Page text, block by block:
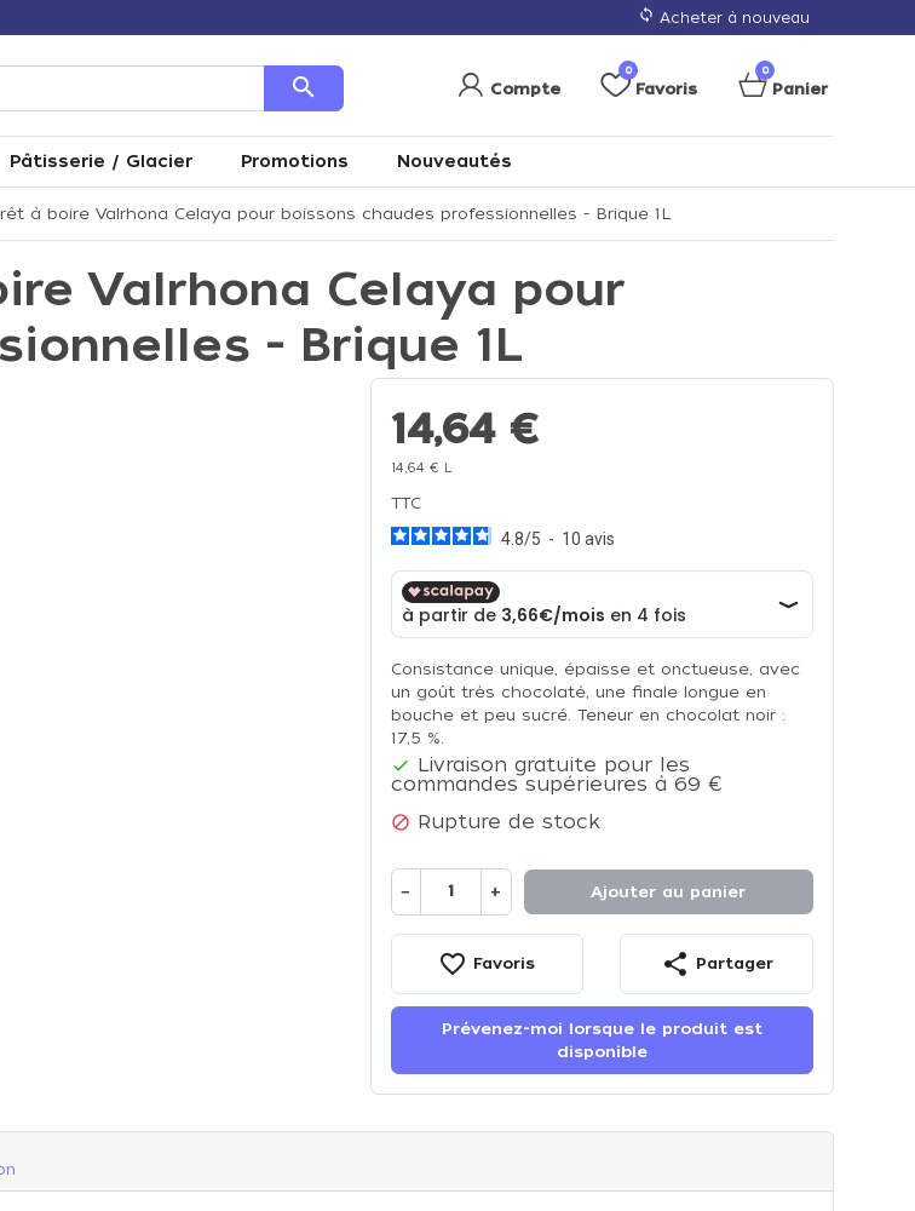
loop Acheter à nouveau
search Compte
0
Favoris
0
Panier
Pâtisserie / Glacier Promotions Nouveautés
à boire Valrhona Celaya pour boissons chaudes professionnelles - Brique 1L
Valrhona Celaya pour
- Brique 1L
14,64 €
14,64 € L
TTC
4.8/5 - 10 avis
Consistance unique, épaisse et onctueuse, avec
un goût très chocolaté, une finale longue en
bouche et peu sucré. Teneur en chocolat noir :
17,5 %.
 Livraison gratuite pour les
commandes supérieures à 69 €
 Rupture de stock
− + Ajouter au panier
favorite_border Favoris share Partager
Prévenez-moi lorsque le produit est
disponible